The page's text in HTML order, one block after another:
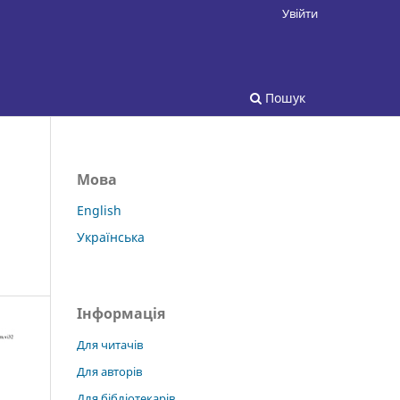
Пошук
Увійти
Мова
English
Українська
Інформація
Для читачів
Для авторів